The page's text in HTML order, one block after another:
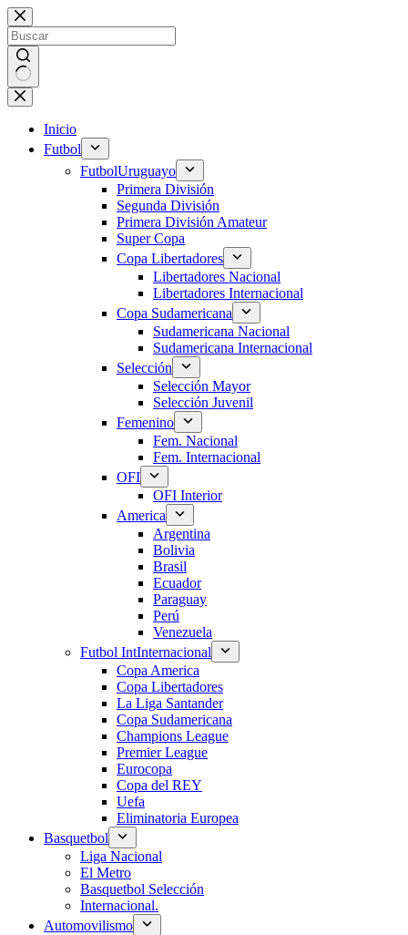
Saltar
al
contenido
Sin
resultados
Inicio
Futbol
FutbolUruguayo
Primera División
Segunda División
Primera División Amateur
Super Copa
Copa Libertadores
Libertadores Nacional
Libertadores Internacional
Copa Sudamericana
Sudamericana Nacional
Sudamericana Internacional
Selección
Selección Mayor
Selección Juvenil
Femenino
Fem. Nacional
Fem. Internacional
OFI
OFI Interior
America
Argentina
Bolivia
Brasil
Ecuador
Paraguay
Perú
Venezuela
Futbol IntInternacional
Copa America
Copa Libertadores
La Liga Santander
Copa Sudamericana
Champions League
Premier League
Eurocopa
Copa del REY
Uefa
Eliminatoria Europea
Basquetbol
Liga Nacional
El Metro
Basquetbol Selección
Internacional.
Automovilismo